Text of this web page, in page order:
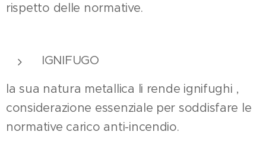
rispetto delle normative.
IGNIFUGO
la sua natura metallica li rende ignifughi ,
considerazione essenziale per soddisfare le
normative carico anti-incendio.